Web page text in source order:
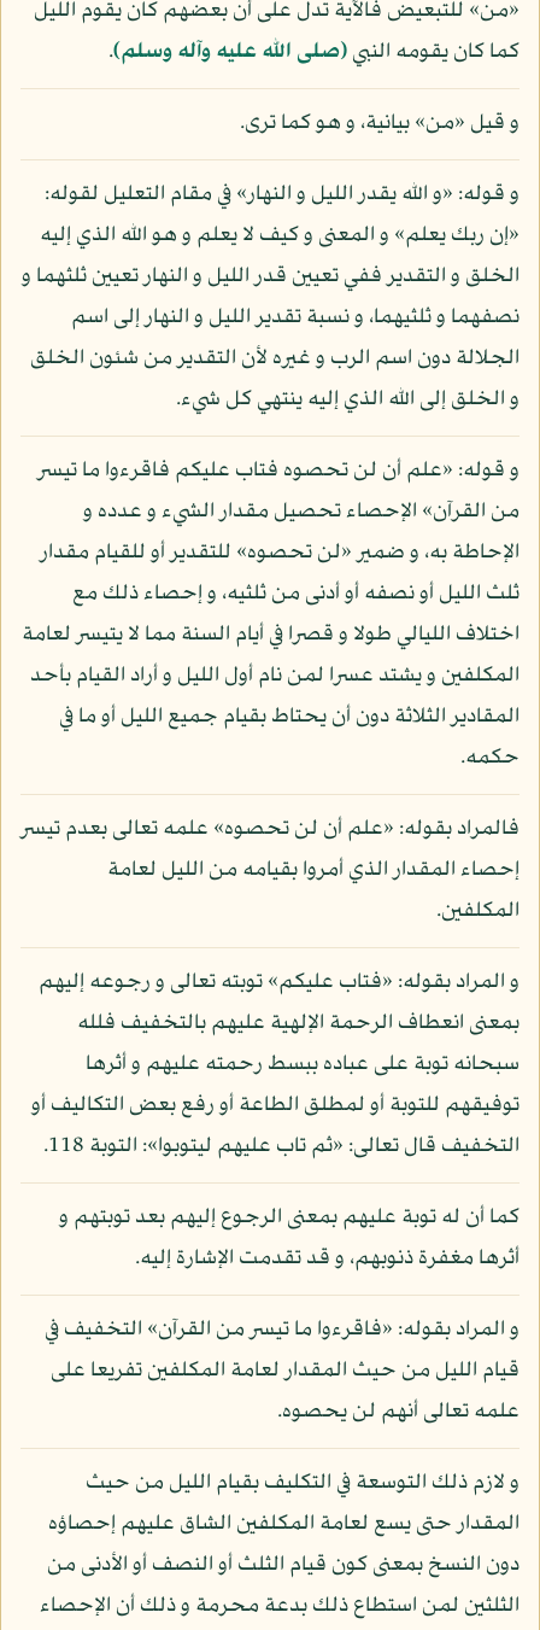
«من» للتبعيض فالآية تدل على أن بعضهم كان يقوم الليل
كما كان يقومه النبي(صلى الله عليه وآله وسلم).
و قيل «من» بيانية، و هو كما ترى.
و قوله: «و الله يقدر الليل و النهار» في مقام التعليل لقوله:
«إن ربك يعلم» و المعنى و كيف لا يعلم و هو الله الذي إليه
الخلق و التقدير ففي تعيين قدر الليل و النهار تعيين ثلثهما و
نصفهما و ثلثيهما، و نسبة تقدير الليل و النهار إلى اسم
الجلالة دون اسم الرب و غيره لأن التقدير من شئون الخلق
و الخلق إلى الله الذي إليه ينتهي كل شيء.
و قوله: «علم أن لن تحصوه فتاب عليكم فاقرءوا ما تيسر
من القرآن» الإحصاء تحصيل مقدار الشيء و عدده و
الإحاطة به، و ضمير «لن تحصوه» للتقدير أو للقيام مقدار
ثلث الليل أو نصفه أو أدنى من ثلثيه، و إحصاء ذلك مع
اختلاف الليالي طولا و قصرا في أيام السنة مما لا يتيسر لعامة
المكلفين و يشتد عسرا لمن نام أول الليل و أراد القيام بأحد
المقادير الثلاثة دون أن يحتاط بقيام جميع الليل أو ما في
حكمه.
فالمراد بقوله: «علم أن لن تحصوه» علمه تعالى بعدم تيسر
إحصاء المقدار الذي أمروا بقيامه من الليل لعامة
المكلفين.
و المراد بقوله: «فتاب عليكم» توبته تعالى و رجوعه إليهم
بمعنى انعطاف الرحمة الإلهية عليهم بالتخفيف فلله
سبحانه توبة على عباده ببسط رحمته عليهم و أثرها
توفيقهم للتوبة أو لمطلق الطاعة أو رفع بعض التكاليف أو
التخفيف قال تعالى: «ثم تاب عليهم ليتوبوا»: التوبة 118.
كما أن له توبة عليهم بمعنى الرجوع إليهم بعد توبتهم و
أثرها مغفرة ذنوبهم، و قد تقدمت الإشارة إليه.
و المراد بقوله: «فاقرءوا ما تيسر من القرآن» التخفيف في
قيام الليل من حيث المقدار لعامة المكلفين تفريعا على
علمه تعالى أنهم لن يحصوه.
و لازم ذلك التوسعة في التكليف بقيام الليل من حيث
المقدار حتى يسع لعامة المكلفين الشاق عليهم إحصاؤه
دون النسخ بمعنى كون قيام الثلث أو النصف أو الأدنى من
الثلثين لمن استطاع ذلك بدعة محرمة و ذلك أن الإحصاء